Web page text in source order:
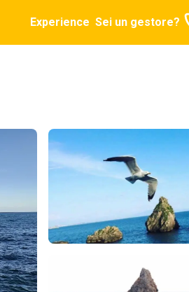
Experience Sei un gestore?